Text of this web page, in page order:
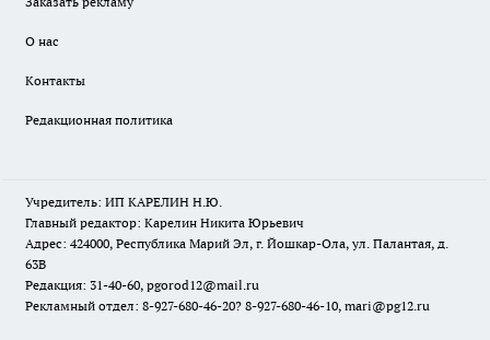
О нас
Контакты
Редакционная политика
Учредитель: ИП КАРЕЛИН Н.Ю.
Главный редактор: Карелин Никита Юрьевич
Адрес: 424000, Республика Марий Эл, г. Йошкар-Ола, ул. Палантая, д.
63В
Редакция: 31-40-60, pgorod12@mail.ru
Рекламный отдел: 8-927-680-46-20? 8-927-680-46-10, mari@pg12.ru